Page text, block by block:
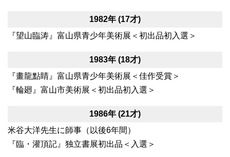
1982年 (17才)
『望山臨涛』富山県青少年美術展＜初出品初入選＞
1983年 (18才)
『畫龍點睛』富山県青少年美術展＜佳作受賞＞
『輪廻』富山市美術展＜初出品初入選＞
1986年 (21才)
米谷大洋先生に師事（以後6年間）
『臨・灌頂記』独立書展初出品＜入選＞